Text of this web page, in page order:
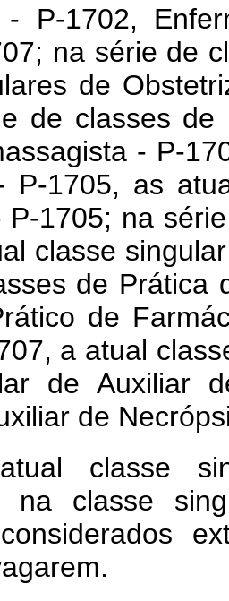
- P-1702,
na série de
de
de classes
- P-
P-1705, as
P-1705; na
classe
de Prática
de
a atual
de Auxiliar
de
classe
na classe